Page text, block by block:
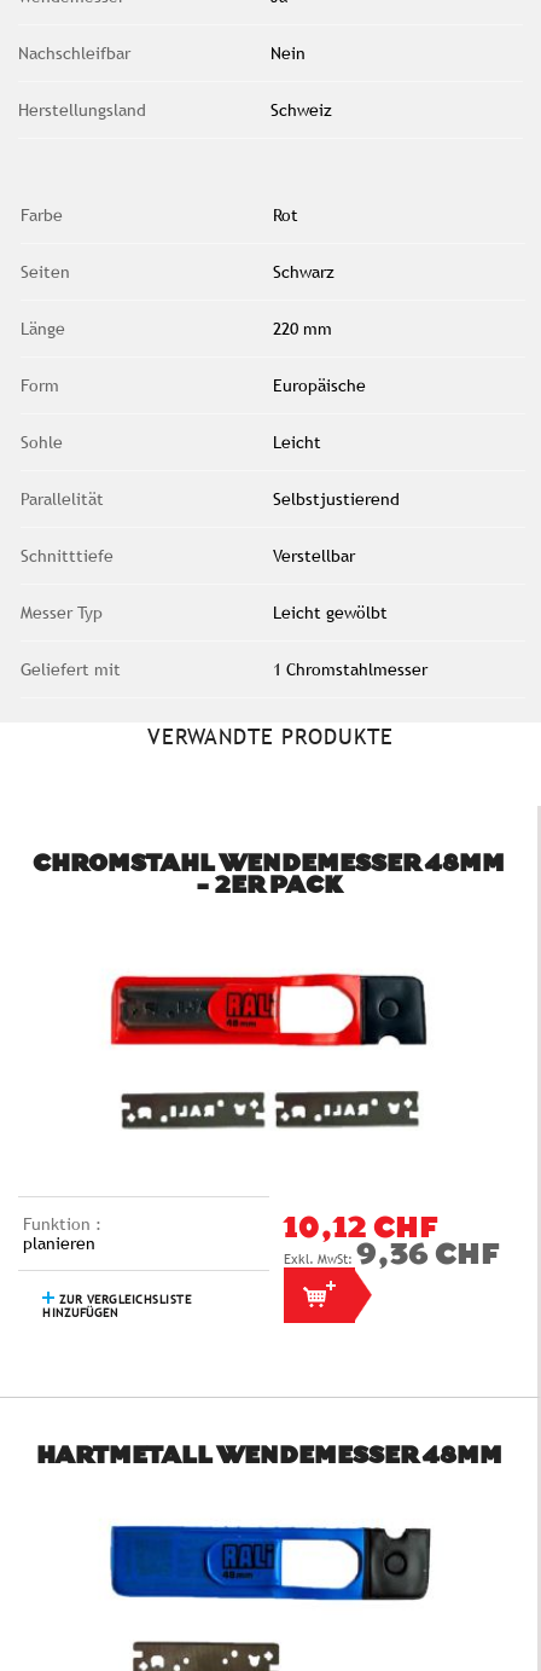
Nachschleifbar Nein
Herstellungsland Schweiz
Farbe Rot
Seiten Schwarz
Länge 220 mm
Form Europäische
Sohle Leicht
Parallelität Selbstjustierend
Schnitttiefe Verstellbar
Messer Typ Leicht gewölbt
Geliefert mit 1 Chromstahlmesser
VERWANDTE PRODUKTE
CHROMSTAHL WENDEMESSER 48MM
- 2ER PACK
Funktion :
planieren
ZUR VERGLEICHSLISTE
HINZUFÜGEN
10,12 CHF
9,36 CHF
HARTMETALL WENDEMESSER 48MM